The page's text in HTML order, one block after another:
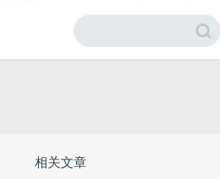
相关文章